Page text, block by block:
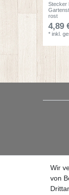
Stecker
rost
4,89
*inkl.
Wir
von